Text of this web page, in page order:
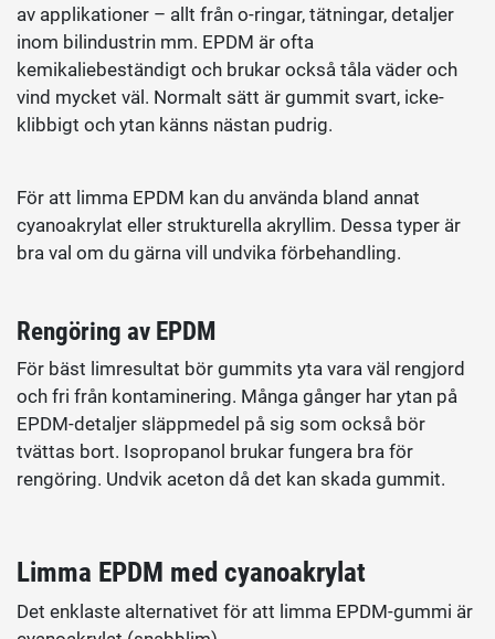
av applikationer – allt från o-ringar, tätningar, detaljer
inom bilindustrin mm. EPDM är ofta
kemikaliebeständigt och brukar också tåla väder och
vind mycket väl. Normalt sätt är gummit svart, icke-
klibbigt och ytan känns nästan pudrig.
För att limma EPDM kan du använda bland annat
cyanoakrylat eller strukturella akryllim. Dessa typer är
bra val om du gärna vill undvika förbehandling.
Rengöring av EPDM
För bäst limresultat bör gummits yta vara väl rengjord
och fri från kontaminering. Många gånger har ytan på
EPDM-detaljer släppmedel på sig som också bör
tvättas bort. Isopropanol brukar fungera bra för
rengöring. Undvik aceton då det kan skada gummit.
Limma EPDM med cyanoakrylat
Det enklaste alternativet för att limma EPDM-gummi är